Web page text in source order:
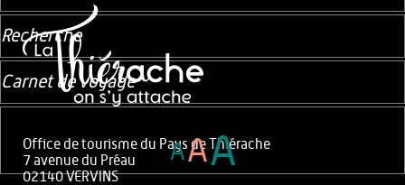
Office de tourisme du Pays de Thiérache
7 avenue du Préau
02140 VERVINS
Recherche
Carnet de voyage
AAA